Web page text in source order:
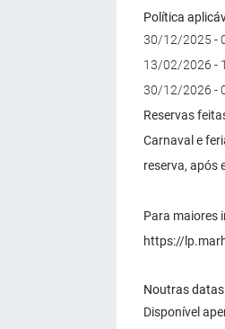
Política
30/12/2025 -
13/02/2026 -
30/12/2026 -
Reservas
Carnaval e
reserva, após
Para maiores
https://
Noutras
Disponível